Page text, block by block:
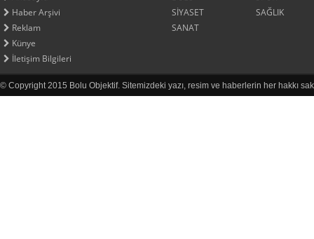
Haber Arşivi
Reklam
Künye
İletişim Bilgileri
SİYASET
SAĞLIK
SANAT
© Copyright 2015 Bolu Objektif. Sitemizdeki yazı, resim ve haberlerin her hakkı